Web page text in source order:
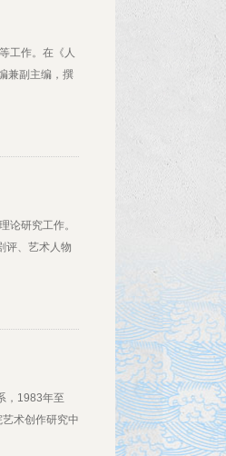
工作。在《人
兼副主编，撰
论研究工作。
评、艺术人物
，1983年至
术创作研究中